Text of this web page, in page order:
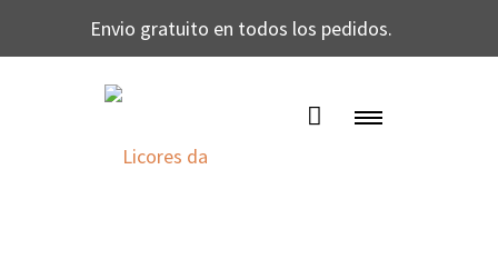
Envio gratuito en todos los pedidos.